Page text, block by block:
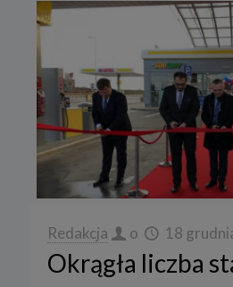
Redakcja o 18
Okrągła liczba